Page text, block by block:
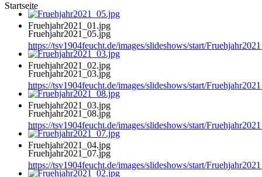
Fruehjahr2021_05.jpg
Fruehjahr2021_03.jpg
Fruehjahr2021_08.jpg
Fruehjahr2021_07.jpg
Startseite
Fruehjahr2021_01.jpg
https://tsv1904feucht.de/images/slideshows/start/
Fruehjahr2021_02.jpg
https://tsv1904feucht.de/images/slideshows/start/
Fruehjahr2021_03.jpg
https://tsv1904feucht.de/images/slideshows/start/
Fruehjahr2021_04.jpg
https://tsv1904feucht.de/images/slideshows/start/